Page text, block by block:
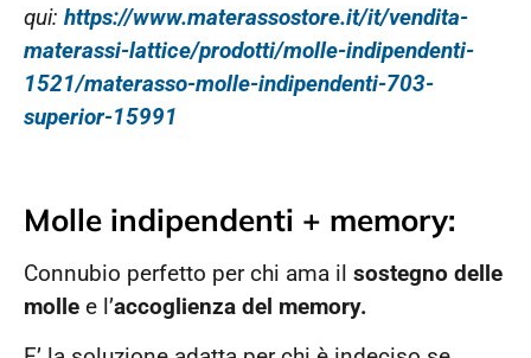
qui: https://www.materassostore.it/it/vendita-
materassi-lattice/prodotti/molle-indipendenti-
1521/materasso-molle-indipendenti-703-
superior-15991
Molle indipendenti + memory:
Connubio perfetto per chi ama il sostegno delle
molle e l’accoglienza del memory.